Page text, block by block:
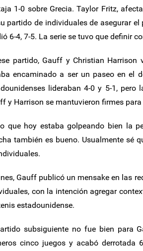
1-0 sobre Grecia. Taylor Fritz,
partido de individuales de asegurar
6-4, 7-5. La serie se tuvo que definir
partido, Gauff y Christian Harrison
encaminado a ser un paseo en el
lideraban 4-0 y 5-1, pero
y Harrison se mantuvieron firmes
que hoy estaba golpeando bien la
también es bueno. Usualmente sé
Gauff publicó un mensake en las
con la intención agregar
estadounidense.
subsiguiente no fue bien para
cinco juegos y acabó derrotada